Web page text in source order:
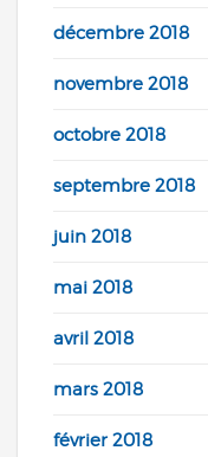
décembre 2018
novembre 2018
octobre 2018
septembre 2018
juin 2018
mai 2018
avril 2018
mars 2018
février 2018